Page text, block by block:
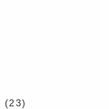
(23)